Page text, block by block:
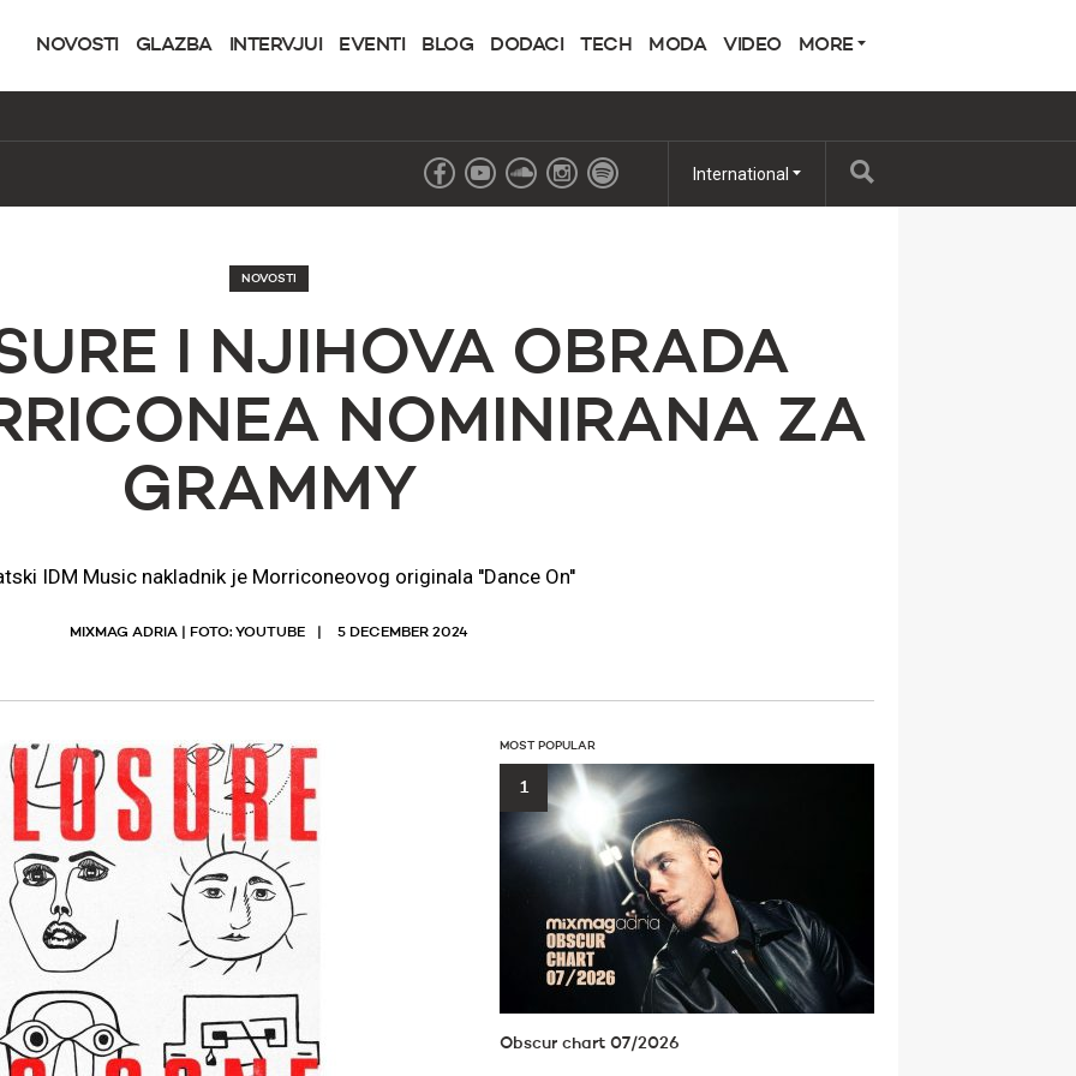
NOVOSTI GLAZBA INTERVJUI EVENTI BLOG DODACI TECH MODA VIDEO MORE
International
NOVOSTI
I NJIHOVA OBRADA
NOMINIRANA ZA
GRAMMY
IDM Music nakladnik je Morriconeovog originala ''Dance On''
MIXMAG ADRIA | FOTO: YOUTUBE 5 DECEMBER 2024
MOST POPULAR
1
Obscur chart 07/2026